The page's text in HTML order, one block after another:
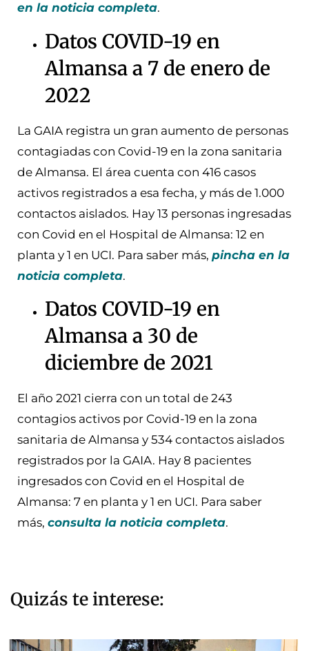
en la noticia completa.
Datos COVID-19 en
Almansa a 7 de enero de
2022
La GAIA registra un gran aumento de personas
contagiadas con Covid-19 en la zona sanitaria
de Almansa. El área cuenta con 416 casos
activos registrados a esa fecha, y más de 1.000
contactos aislados. Hay 13 personas ingresadas
con Covid en el Hospital de Almansa: 12 en
planta y 1 en UCI. Para saber más, pincha en la
noticia completa.
Datos COVID-19 en
Almansa a 30 de
diciembre de 2021
El año 2021 cierra con un total de 243
contagios activos por Covid-19 en la zona
sanitaria de Almansa y 534 contactos aislados
registrados por la GAIA. Hay 8 pacientes
ingresados con Covid en el Hospital de
Almansa: 7 en planta y 1 en UCI. Para saber
más, consulta la noticia completa.
Quizás te interese: